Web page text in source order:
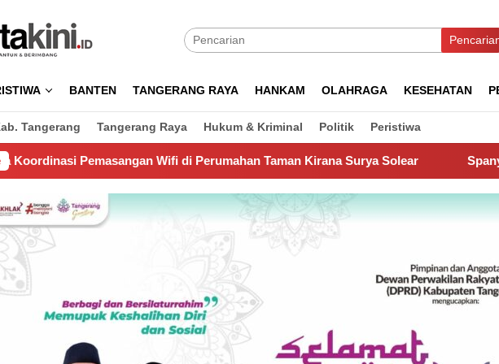
BANTEN TANGERANG RAYA HANKAM OLAHRAGA KESEHATAN
Tangerang Tangerang Raya Hukum & Kriminal Politik Peristiwa
Wifi di Perumahan Taman Kirana Surya Solear Spanyol Juara Piala Dunia